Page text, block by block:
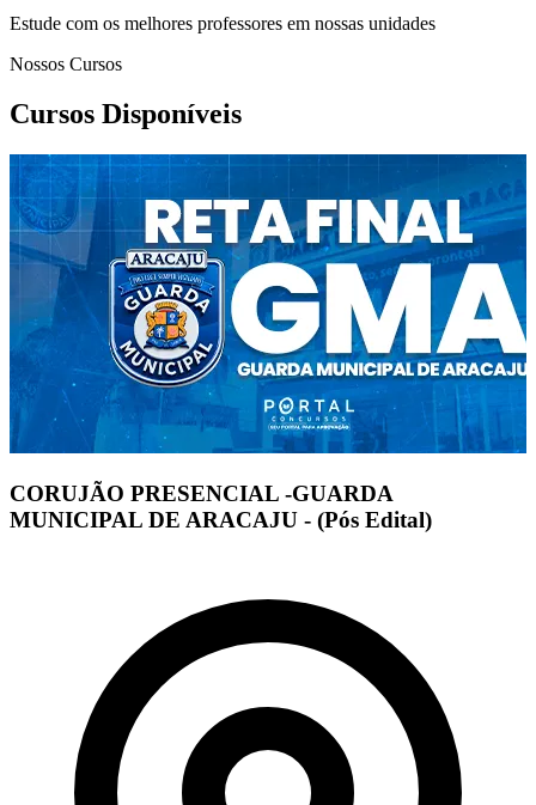
Estude com os melhores professores em nossas unidades
Nossos Cursos
Cursos Disponíveis
CORUJÃO PRESENCIAL -GUARDA
MUNICIPAL DE ARACAJU - (Pós Edital)